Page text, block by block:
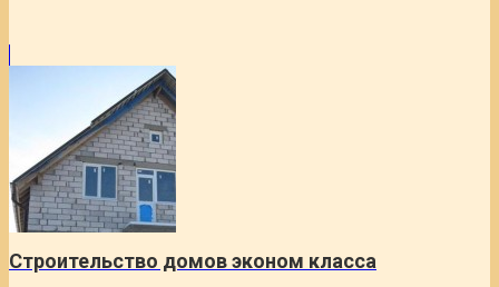
Строительство домов эконом класса